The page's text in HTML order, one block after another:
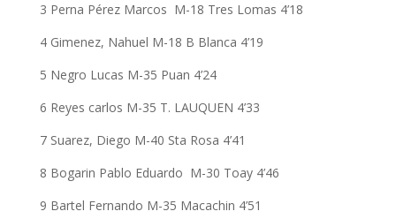
3 Perna Pérez Marcos M-18 Tres Lomas 4’18
4 Gimenez, Nahuel M-18 B Blanca 4’19
5 Negro Lucas M-35 Puan 4’24
6 Reyes carlos M-35 T. LAUQUEN 4’33
7 Suarez, Diego M-40 Sta Rosa 4’41
8 Bogarin Pablo Eduardo M-30 Toay 4’46
9 Bartel Fernando M-35 Macachin 4’51